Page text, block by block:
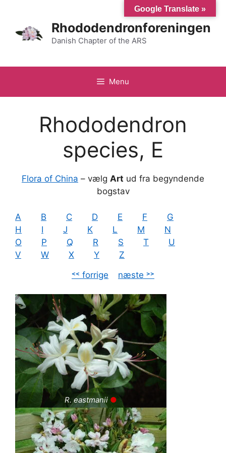
indhold
Rhododendronforeningen
Danish Chapter of the ARS
Menu
Rhododendron
species, E
Flora of China – vælg Art ud fra begyndende
bogstav
A B C D E F
G
H
I J K L M
N
O
P Q R S T
U
V
W X Y
Z
˂˂ forrige
næste ˃˃
R. eastmanii ●
Google Translate »